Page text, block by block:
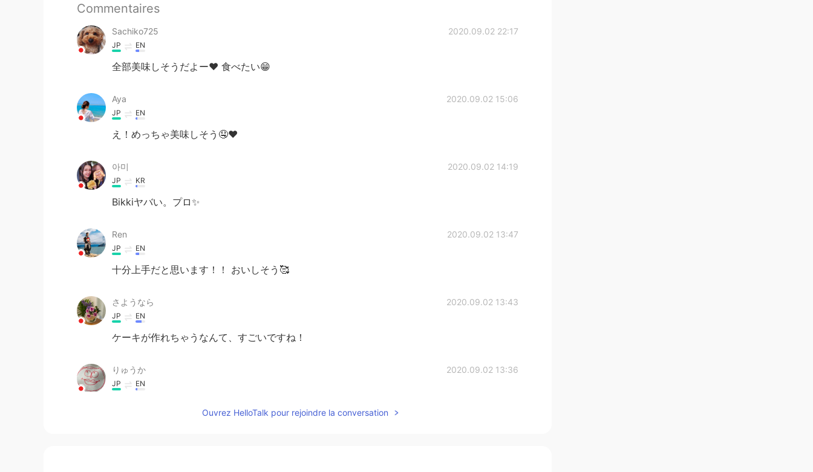
Commentaires
Sachiko725 2020.09.02 22:17
JP EN
全部美味しそうだよー❤️ 食べたい😁
Aya 2020.09.02 15:06
JP EN
え！めっちゃ美味しそう🤤❤️
아미 2020.09.02 14:19
JP KR
Bikkiヤバい。プロ✨
Ren 2020.09.02 13:47
JP EN
十分上手だと思います！！ おいしそう🥰
さようなら 2020.09.02 13:43
JP EN
ケーキが作れちゃうなんて、すごいですね！
りゅうか 2020.09.02 13:36
JP EN
Hellotalk にのせてたつもり？Ouvrez HelloTalk pour rejoindre la conversation